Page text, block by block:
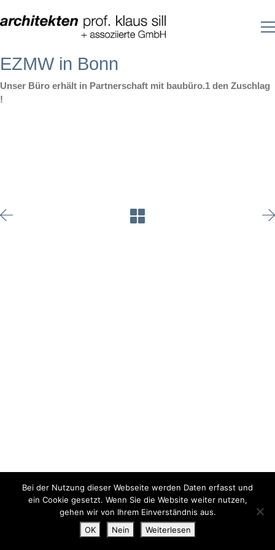
EZMW in Bonn
Unser Büro erhält in Partnerschaft mit baubüro.1 den Zuschlag
!
Bei der Nutzung dieser Webseite werden Daten erfasst und
ein Cookie gesetzt. Wenn Sie die Website weiter nutzen,
gehen wir von Ihrem Einverständnis aus.
OK
Nein Weiterlesen